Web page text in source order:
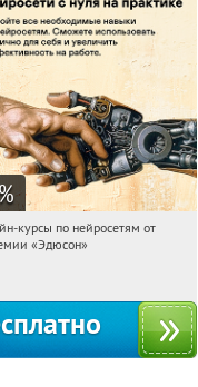
%
Получили:
курсы по нейросетям от
«Эдюсон»